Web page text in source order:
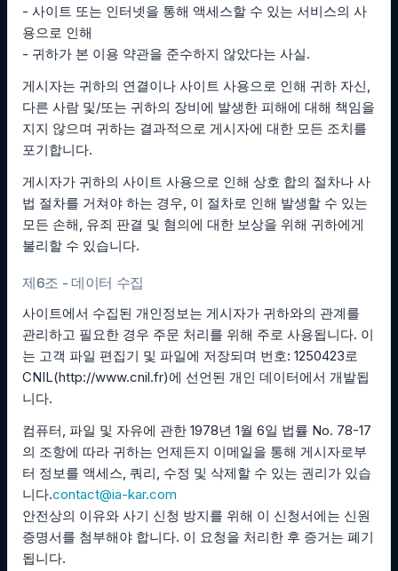
- 사이트 또는 인터넷을 통해 액세스할 수 있는 서비스의 사
용으로 인해
- 귀하가 본 이용 약관을 준수하지 않았다는 사실.
게시자는 귀하의 연결이나 사이트 사용으로 인해 귀하 자신,
다른 사람 및/또는 귀하의 장비에 발생한 피해에 대해 책임을
지지 않으며 귀하는 결과적으로 게시자에 대한 모든 조치를
포기합니다.
게시자가 귀하의 사이트 사용으로 인해 상호 합의 절차나 사
법 절차를 거쳐야 하는 경우, 이 절차로 인해 발생할 수 있는
모든 손해, 유죄 판결 및 혐의에 대한 보상을 위해 귀하에게
불리할 수 있습니다.
제6조 - 데이터 수집
사이트에서 수집된 개인정보는 게시자가 귀하와의 관계를
관리하고 필요한 경우 주문 처리를 위해 주로 사용됩니다. 이
는 고객 파일 편집기 및 파일에 저장되며 번호: 1250423로
CNIL(http://www.cnil.fr)에 선언된 개인 데이터에서 개발됩
니다.
컴퓨터, 파일 및 자유에 관한 1978년 1월 6일 법률 No. 78-17
의 조항에 따라 귀하는 언제든지 이메일을 통해 게시자로부
터 정보를 액세스, 쿼리, 수정 및 삭제할 수 있는 권리가 있습
니다.contact@ia-kar.com
안전상의 이유와 사기 신청 방지를 위해 이 신청서에는 신원
증명서를 첨부해야 합니다. 이 요청을 처리한 후 증거는 폐기
됩니다.